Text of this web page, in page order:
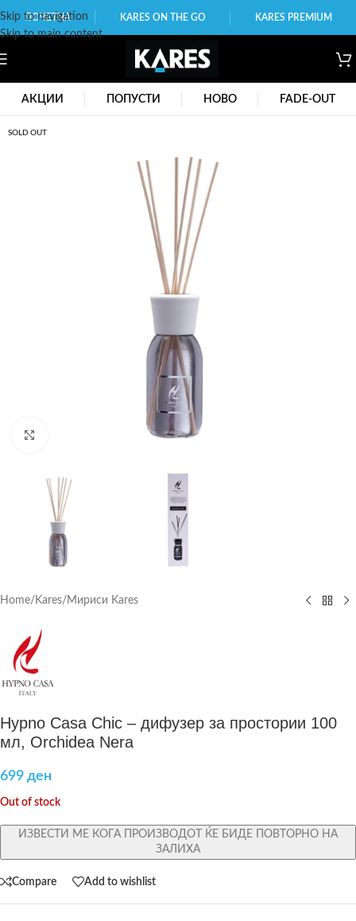
Skip to navigation
Skip to main content
ПОЧЕТНА KARES ON THE GO KARES PREMIUM
АКЦИИ ПОПУСТИ НОВО FADE-OUT
SOLD OUT
Home/ Kares/ Мириси Kares
Hypno Casa Chic – дифузер за простории 100
мл, Orchidea Nera
699 ден
Out of stock
ИЗВЕСТИ МЕ КОГА ПРОИЗВОДОТ ЌЕ БИДЕ ПОВТОРНО НА
ЗАЛИХА
Compare Add to wishlist